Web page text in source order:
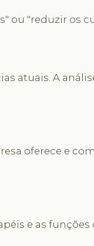
"reduzir os
atuais. A
oferece e
e as funções